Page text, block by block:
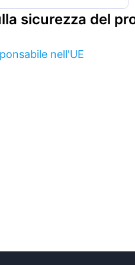
sicurezza del
nell'UE